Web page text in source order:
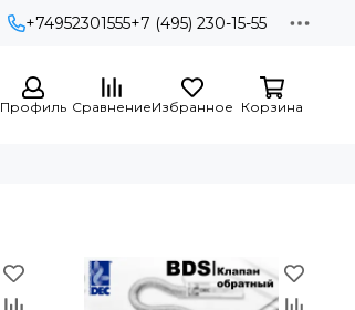
+74952301555+7 (495) 230-15-55
Профиль СравнениеИзбранное Корзина